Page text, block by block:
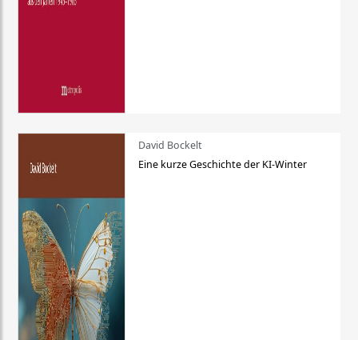
David Bockelt
Eine kurze Geschichte der KI-Winter